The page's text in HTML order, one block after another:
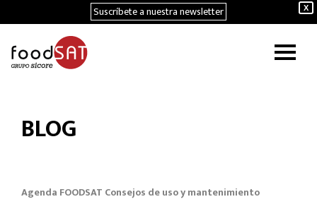
X
Suscríbete a nuestra newsletter
BLOG
Agenda FOODSAT Consejos de uso y mantenimiento